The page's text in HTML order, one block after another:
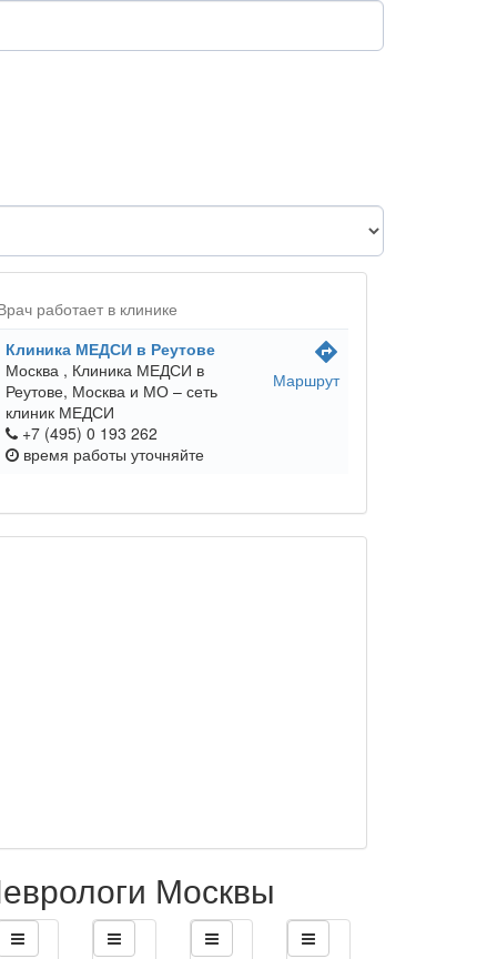
работает в клинике
Клиника МЕДСИ в Реутове
Москва , Клиника МЕДСИ в
Реутове, Москва и МО – сеть
клиник МЕДСИ
+7 (495) 0 193 262
время работы уточняйте
directions
Маршрут
Москвы